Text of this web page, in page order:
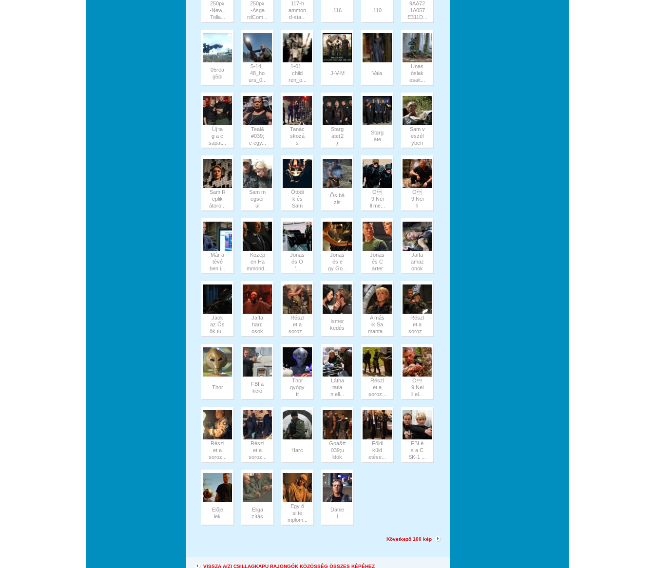
250px
-New_
Tolla...
250px
-Asga
rdCom...
117-h
ammon
d-sta...
116 110
9AA72
1A057
E311D...
05rea
g5pi
5-14_
48_ho
urs_0...
1-01_
child
ren_o...
J-V-M Vala
Unas
őslak
osait...
Új ta
g a c
sapat...
Teal&
#039;
c egy...
Tanác
skozá
s
Starg
ate(2
)
Starg
ate
Sam v
eszél
yben
Sam R
eplik
átoro...
Sam m
egsér
ül
Ötödi
k és
Sam
Ős bá
zis
O
9;Nei
ll me...
O
9;Nei
ll
Már a
tévé
ben i...
Közép
en Ha
mmond...
Jonas
és O
'...
Jonas
és e
gy Go...
Jonas
és C
arter
Jaffa
amaz
onok
Jack
az Ős
ök tu...
Jaffa
harc
osok
Részl
et a
soroz...
Ismer
kedés
A más
ik Sa
manta...
Részl
et a
soroz...
Thor
FBI a
kció
Thor
gyógy
ít
Látha
tatla
n ell...
Részl
et a
soroz...
O
9;Nei
ll el...
Részl
et a
soroz...
Részl
et a
soroz...
Harc
Goa&#
039;u
ldok
Földi
küld
etése...
FBI é
s a C
SK-1 ...
Elője
lek
Eliga
zítás
Egy ő
si te
mplom...
Danie
l
Következő 100 kép
VISSZA A(Z) CSILLAGKAPU RAJONGÓK KÖZÖSSÉG ÖSSZES KÉPÉHEZ